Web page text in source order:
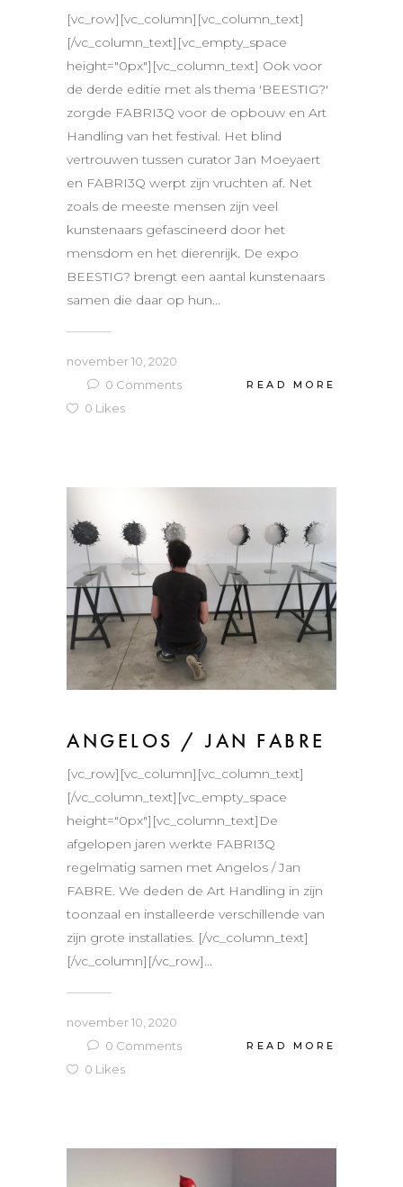
[vc_row][vc_column][vc_column_text]
[/vc_column_text][vc_empty_space
height="0px"][vc_column_text] Ook voor
de derde editie met als thema 'BEESTIG?'
zorgde FABRI3Q voor de opbouw en Art
Handling van het festival. Het blind
vertrouwen tussen curator Jan Moeyaert
en FABRI3Q werpt zijn vruchten af. Net
zoals de meeste mensen zijn veel
kunstenaars gefascineerd door het
mensdom en het dierenrijk. De expo
BEESTIG? brengt een aantal kunstenaars
samen die daar op hun...
november 10, 2020
0 Comments
0 Likes
READ MORE
ANGELOS / JAN FABRE
[vc_row][vc_column][vc_column_text]
[/vc_column_text][vc_empty_space
height="0px"][vc_column_text]De
afgelopen jaren werkte FABRI3Q
regelmatig samen met Angelos / Jan
FABRE. We deden de Art Handling in zijn
toonzaal en installeerde verschillende van
zijn grote installaties. [/vc_column_text]
[/vc_column][/vc_row]...
november 10, 2020
0 Comments
0 Likes
READ MORE